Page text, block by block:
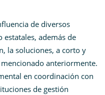
de diversos
estatales, además de
la soluciones, a corto y
anteriormente.
en coordinación con
de gestión